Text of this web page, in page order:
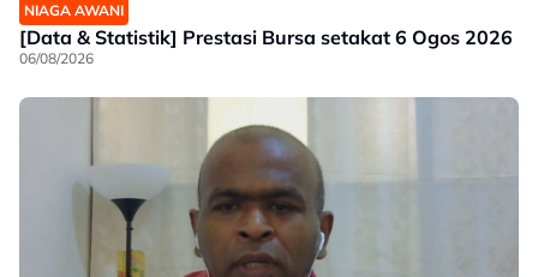
NIAGA AWANI
[Data & Statistik] Prestasi Bursa setakat 6 Ogos 2026
06/08/2026